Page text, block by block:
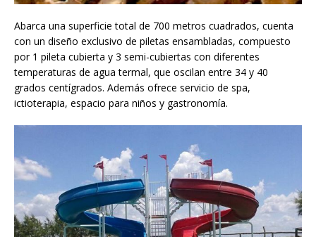
Abarca una superficie total de 700 metros cuadrados, cuenta
con un diseño exclusivo de piletas ensambladas, compuesto
por 1 pileta cubierta y 3 semi-cubiertas con diferentes
temperaturas de agua termal, que oscilan entre 34 y 40
grados centígrados. Además ofrece servicio de spa,
ictioterapia, espacio para niños y gastronomía.